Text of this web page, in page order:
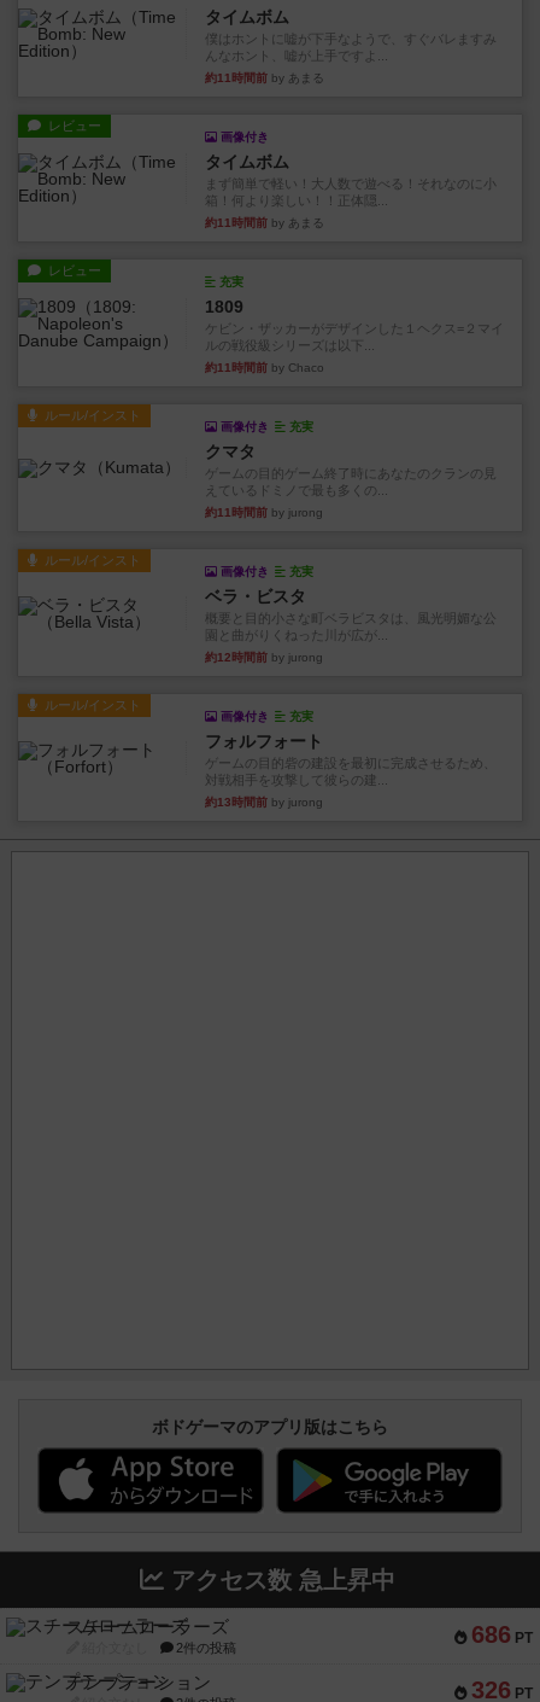
タイムボム
僕はホントに嘘が下手なようで、すぐバレますみ
んなホント、嘘が上手ですよ...
約11時間前 by あまる
レビュー
画像付き
タイムボム
まず簡単で軽い！大人数で遊べる！それなのに小
箱！何より楽しい！！正体隠...
約11時間前 by あまる
レビュー
充実
1809
ケビン・ザッカーがデザインした１ヘクス=２マイ
ルの戦役級シリーズは以下...
約11時間前 by Chaco
ルール/インスト
画像付き 充実
クマタ
ゲームの目的ゲーム終了時にあなたのクランの見
えているドミノで最も多くの...
約11時間前 by jurong
ルール/インスト
画像付き 充実
ベラ・ビスタ
概要と目的小さな町ベラビスタは、風光明媚な公
園と曲がりくねった川が広が...
約12時間前 by jurong
ルール/インスト
画像付き 充実
フォルフォート
ゲームの目的砦の建設を最初に完成させるため、
対戦相手を攻撃して彼らの建...
約13時間前 by jurong
ボドゲーマのアプリ版はこちら
アクセス数 急上昇中
686 PT
スチームローラーズ
2件の投稿
326 PT
テンプテーション